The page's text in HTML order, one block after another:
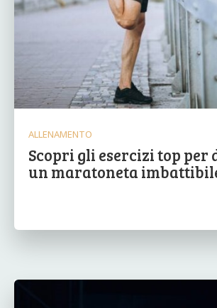
ALLENAMENTO
Scopri gli esercizi top per
un maratoneta